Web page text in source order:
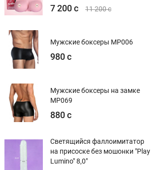
7 200 с 11 200 с
Мужские боксеры MP006
980 с
Мужские боксеры на замке
MP069
880 с
Светящийся фаллоимитатор
на присоске без мошонки "Play
Lumino" 8,0"